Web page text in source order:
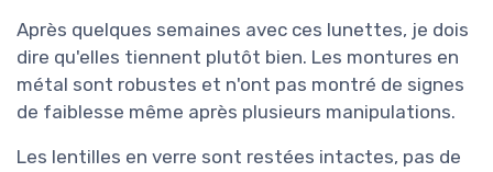
Après quelques semaines avec ces lunettes, je dois
dire qu'elles tiennent plutôt bien. Les montures en
métal sont robustes et n'ont pas montré de signes
de faiblesse même après plusieurs manipulations.
Les lentilles en verre sont restées intactes, pas de